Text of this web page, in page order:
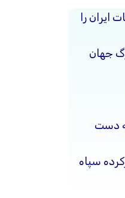
را
جهان
دست
سپاه